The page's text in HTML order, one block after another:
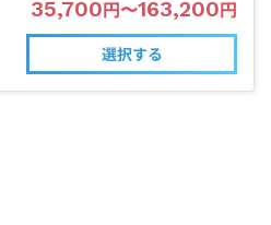
35,700 円 〜163,200 円
選択する